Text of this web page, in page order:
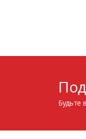
Будьте